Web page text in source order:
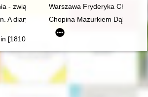
- związki historyczne i kulturowe -
Warszawa Fryderyka Chopina
A diary in images. Original idea and text by
Chopina Mazurkiem
[1810-1849]. Człowiek, dzieło, rezonans